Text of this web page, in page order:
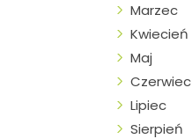
Marzec
Kwiecień
Maj
Czerwiec
Lipiec
Sierpień